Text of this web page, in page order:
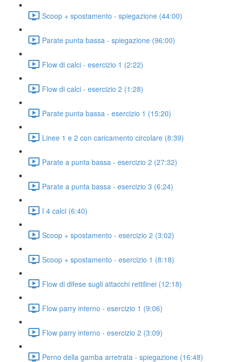
Scoop + spostamento - spiegazione (44:00)
Parate punta bassa - spiegazione (96:00)
Flow di calci - esercizio 1 (2:22)
Flow di calci - esercizio 2 (1:28)
Parate punta bassa - esercizio 1 (15:20)
Linee 1 e 2 con caricamento circolare (8:39)
Parate a punta bassa - esercizio 2 (27:32)
Parate a punta bassa - esercizio 3 (6:24)
I 4 calci (6:40)
Scoop + spostamento - esercizio 2 (3:02)
Scoop + spostamento - esercizio 1 (8:18)
Flow di difese sugli attacchi rettilinei (12:18)
Flow parry interno - esercizio 1 (9:06)
Flow parry interno - esercizio 2 (3:09)
Perno della gamba arretrata - spiegazione (16:48)